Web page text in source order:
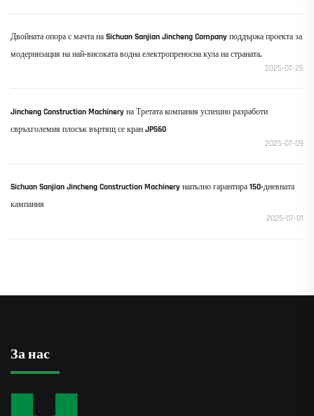
Двойната опора с мачта на Sichuan Sanjian Jincheng Company поддържа проекта за
модернизация на най-високата водна електропреносна кула на страната.
2025-07-25
Jincheng Construction Machinery на Третата компания успешно разработи
свръхголемия плосък въртящ се кран JP560
2025-07-09
Sichuan Sanjian Jincheng Construction Machinery напълно гарантира 150-дневната
кампания
2025-07-01
За нас